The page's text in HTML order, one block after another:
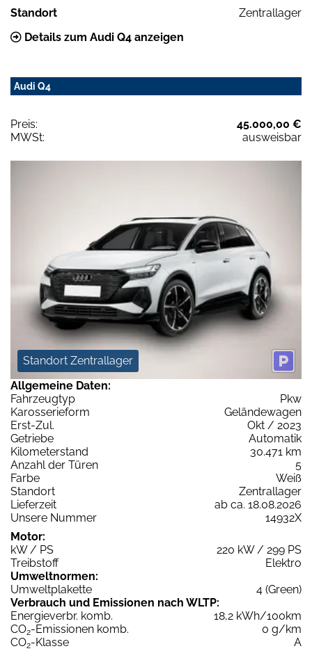
Standort
Zentrallager
Details zum Audi Q4 anzeigen
Audi Q4
Preis:
45.000,00 €
MWSt:
ausweisbar
Standort Zentrallager
Allgemeine Daten:
Fahrzeugtyp
Pkw
Karosserieform
Geländewagen
Erst-Zul.
Okt / 2023
Getriebe
Automatik
Kilometerstand
30.471 km
Anzahl der Türen
5
Farbe
Weiß
Standort
Zentrallager
Lieferzeit
ab ca. 18.08.2026
Unsere Nummer
14932X
Motor:
kW / PS
220 kW / 299 PS
Treibstoff
Elektro
Umweltnormen:
Umweltplakette
4 (Green)
Verbrauch und Emissionen nach WLTP:
Energieverbr. komb.
18,2 kWh/100km
CO2-Emissionen komb.
0 g/km
CO2-Klasse
A